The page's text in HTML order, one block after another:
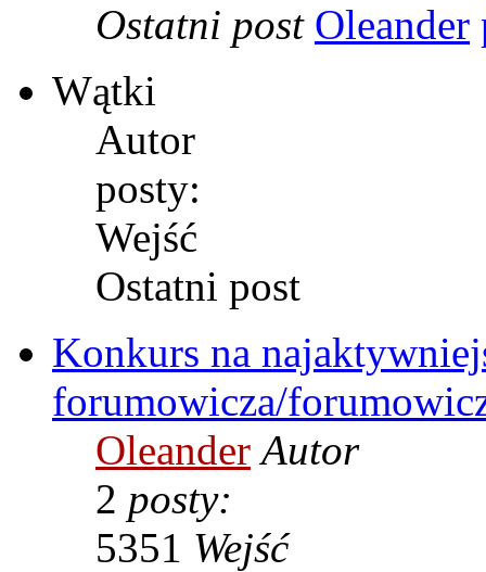
Ostatni post Oleander
Wątki
Autor
posty:
Wejść
Ostatni post
Konkurs na
forumowicza/
Oleander Autor
2 posty:
5351 Wejść